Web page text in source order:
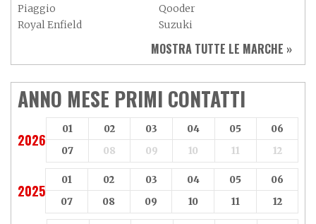
Piaggio
Qooder
Royal Enfield
Suzuki
Triumph
Yamaha
Aeon
Aspes
Axy
Baotian
MOSTRA TUTTE LE MARCHE »
ANNO MESE PRIMI CONTATTI
2026
01 02 03 04 05
06
07
08 09 10 11 12
2025
01 02 03 04 05
06
07
08 09 10 11 12